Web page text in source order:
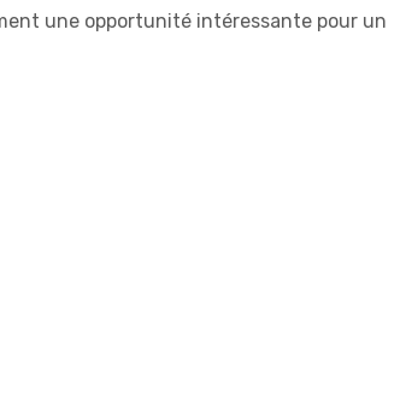
une opportunité intéressante pour un